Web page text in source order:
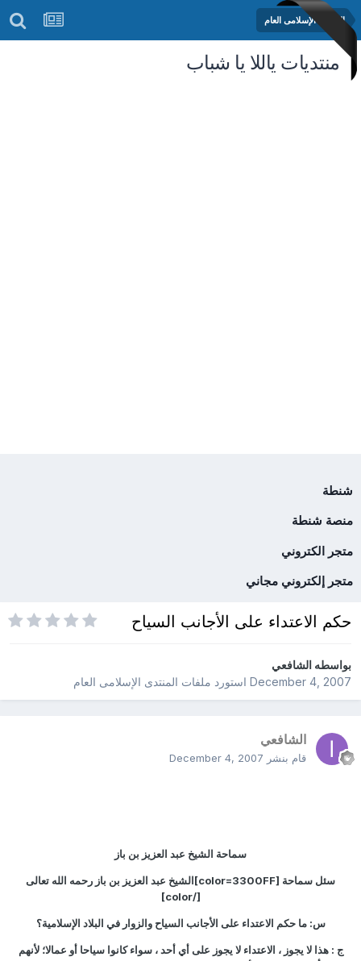
المنتدى الإسلامى العام
منتديات ياللا يا شباب
شنطة
منصة شنطة
متجر الكتروني
متجر إلكتروني مجاني
حكم الاعتداء على الأجانب السياح
بواسطهالشافعي
December 4, 2007استورد ملفات المنتدى الإسلامى العام
الشافعي
قام بنشر December 4, 2007
سماحة الشيخ عبد العزيز بن باز
سئل سماحة [ color=3300FF]الشيخ عبد العزيز بن باز رحمه الله تعالى
[/
color
]
س: ما حكم الاعتداء على الأجانب السياح والزوار في البلاد الإسلامية؟
ج : هذا لا يجوز ، الاعتداء لا يجوز على أي أحد ، سواء كانوا سياحا أو عمالا؛ لأنهم